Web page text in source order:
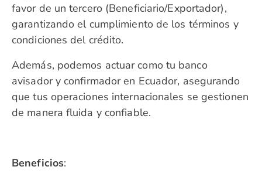
favor de un tercero (Beneficiario/Exportador),
garantizando el cumplimiento de los términos y
condiciones del crédito.
Además, podemos actuar como tu banco
avisador y confirmador en Ecuador, asegurando
que tus operaciones internacionales se gestionen
de manera fluida y confiable.
Beneficios: